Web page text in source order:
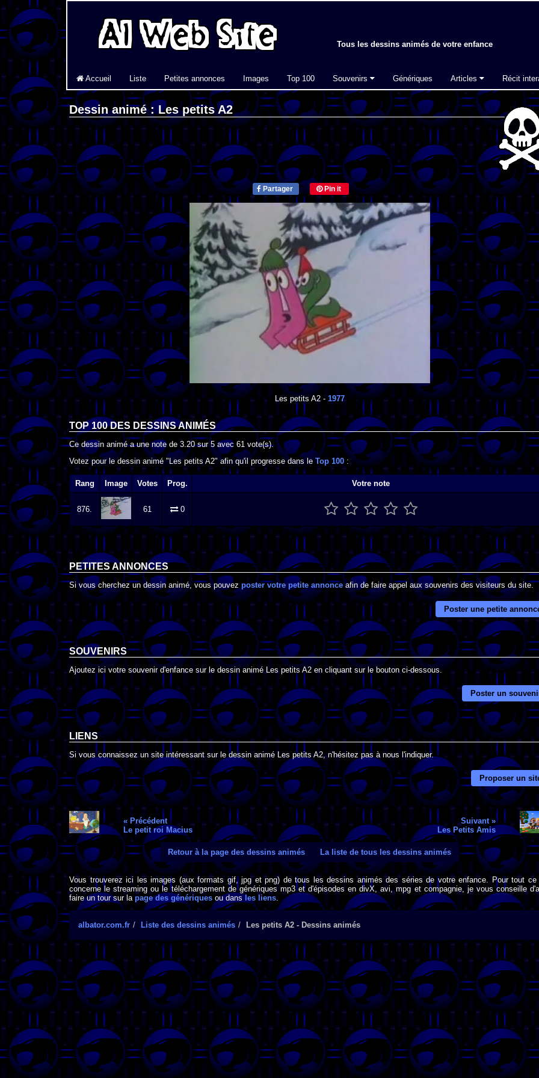
Tous les dessins animés de votre enfance
Accueil Liste Petites annonces Images Top 100 Souvenirs Génériques Articles Récit
Dessin animé : Les petits A2
Partager Pin it
Les petits A2-1977
TOP 100 DES DESSINS ANIMÉS
Ce dessin animé a une note de 3.20sur5 avec 61 vote(s).
Votez pour le dessin animé "Les petits A2" afin qu'il progresse dans leTop 100 :
Rang Image Votes Prog. Votre note
876. 61 0
PETITES ANNONCES
Si vous cherchez un dessin animé, vous pouvez poster votre petite annonceafin de faire appel aux souvenirs des visiteurs du site.
Poster une petite
SOUVENIRS
Ajoutez ici votre souvenir d'enfance sur le dessin animé Les petits A2 en cliquant sur le bouton ci-dessous.
Poster un
LIENS
Si vous connaissez un site intéressant sur le dessin animé Les petits A2, n'hésitez pas à nous l'indiquer.
Proposer un
« Précédent
Le petit roi Macius
Suivant »
Les Petits Amis
Retour à la page des dessins animés La liste de tous les dessins animés
Vous trouverez ici les images (aux formats gif, jpg et png) de tous les dessins animés des séries de votre enfance. Pour tout ce
concerne le streaming ou le téléchargement de génériques mp3 et d'épisodes en divX, avi, mpg et compagnie, je vous conseille
faire un tour sur la page des génériques ou dansles liens
albator.com.fr Liste des dessins animés Les petits A2 - Dessins animés